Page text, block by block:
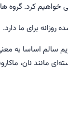
کرد. گروه
برای ما دارد.
اساسا به معنی
مانند نان،